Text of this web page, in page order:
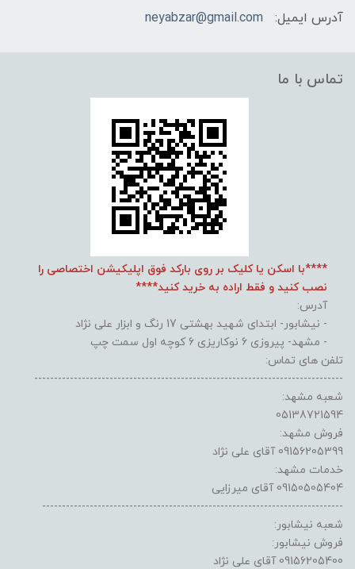
آدرس ایمیل:
neyabzar@gmail.com
تماس با ما
****با اسکن یا کلیک بر روی بارکد فوق اپلیکیشن اختصاصی را
نصب کنید و فقط اراده به خرید کنید****
آدرس:
- نیشابور- ابتدای شهید بهشتی 17 رنگ و ابزار علی نژاد
- مشهد- پیروزی 6 نوکاریزی 6 کوچه اول سمت چپ
تلفن های تماس:
------------------------------------------------------------------------------
شعبه مشهد:
05138721594
فروش مشهد:
09156205399 آقای علی نژاد
خدمات مشهد:
09150505404 آقای میرزایی
----------------------------------------------------------------------------
شعبه نیشابور:
فروش نیشابور:
09156205400 آقای علی نژاد